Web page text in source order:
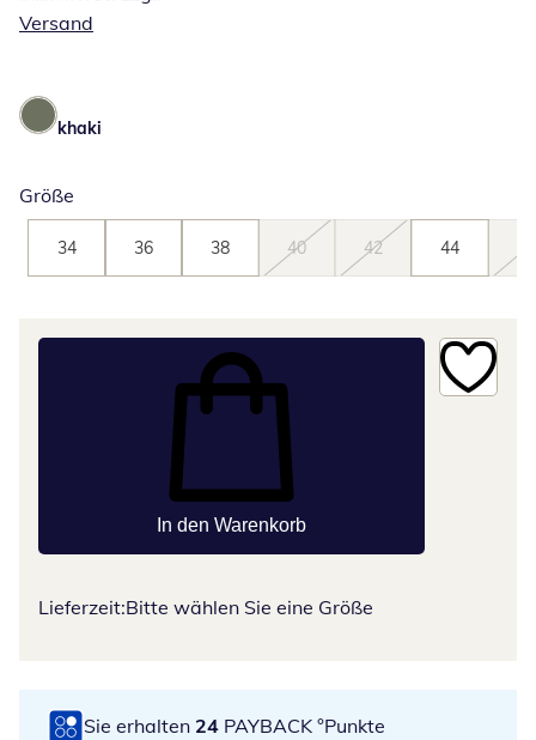
Versand
khaki
Größe
34 36 38 40 42 44
In den Warenkorb
Lieferzeit:Bitte wählen Sie eine Größe
Sie erhalten 24 PAYBACK °Punkte